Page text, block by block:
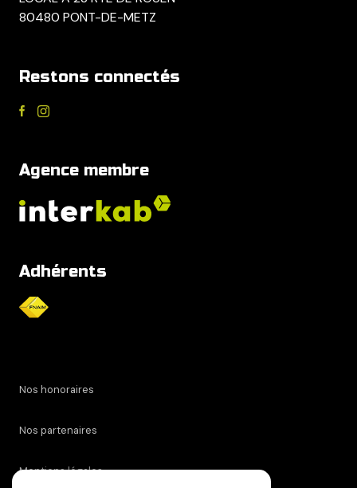
80480 PONT-DE-METZ
Restons connectés
Agence membre
Adhérents
Nos honoraires
Nos partenaires
Mentions légales